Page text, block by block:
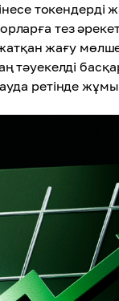
тез
жағу
тәуекелді
ретінде